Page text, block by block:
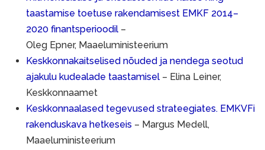
taastamise toetuse rakendamisest EMKF 2014–
2020 finantsperioodil –
Oleg Epner, Maaeluministeerium
Keskkonnakaitselised nõuded ja nendega seotud
ajakulu kudealade taastamisel – Elina Leiner,
Keskkonnaamet
Keskkonnaalased tegevused strateegiates. EMKVFi
rakenduskava hetkeseis – Margus Medell,
Maaeluministeerium